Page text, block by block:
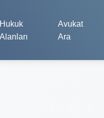
Hukuk
Alanları
Avukat
Ara